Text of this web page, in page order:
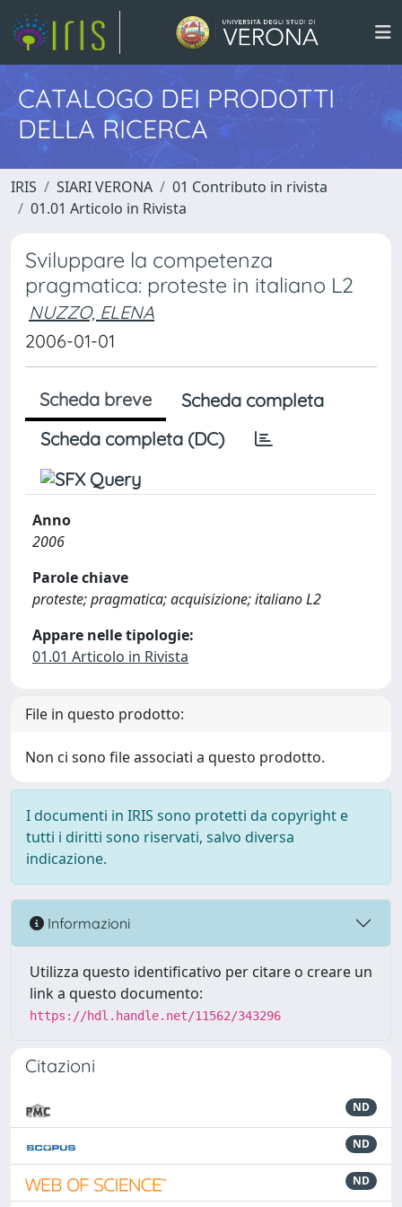
CATALOGO DEI PRODOTTI
DELLA RICERCA
IRIS SIARI VERONA
01 Contributo in rivista
01.01 Articolo in Rivista
Sviluppare la competenza
pragmatica: proteste in italiano L2
NUZZO, ELENA
2006-01-01
Scheda breve
Scheda completa
Scheda completa (DC)
Anno
2006
Parole chiave
proteste; pragmatica; acquisizione; italiano L2
Appare nelle tipologie:
01.01 Articolo in Rivista
File in questo prodotto:
Non ci sono file associati a questo prodotto.
I documenti in IRIS sono protetti da copyright e
tutti i diritti sono riservati, salvo diversa
indicazione.
Informazioni
Utilizza questo identificativo per citare o creare un
link a questo documento:
https://hdl.handle.net/11562/343296
Citazioni
ND
ND
ND